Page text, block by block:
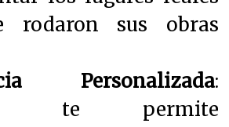
rodaron sus obras
Personalizada:
te permite